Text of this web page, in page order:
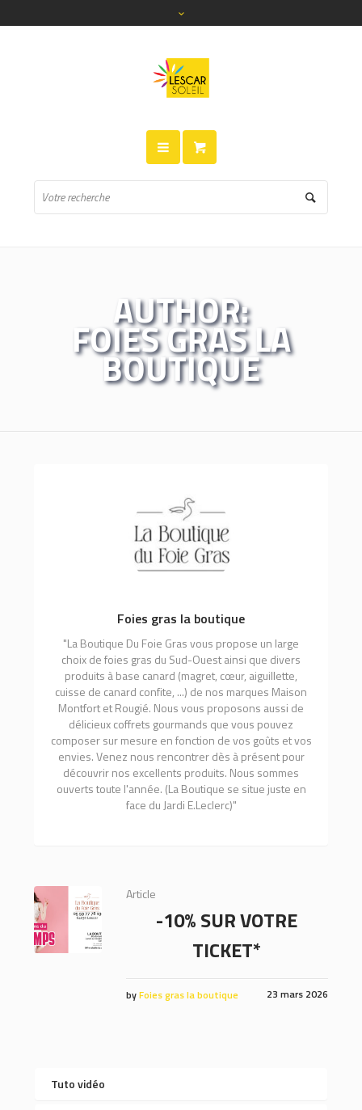
AUTHOR:
FOIES GRAS LA
BOUTIQUE
Foies gras la boutique
"La Boutique Du Foie Gras vous propose un large
choix de foies gras du Sud-Ouest ainsi que divers
produits à base canard (magret, cœur, aiguillette,
cuisse de canard confite, ...) de nos marques Maison
Montfort et Rougié. Nous vous proposons aussi de
délicieux coffrets gourmands que vous pouvez
composer sur mesure en fonction de vos goûts et vos
envies. Venez nous rencontrer dès à présent pour
découvrir nos excellents produits. Nous sommes
ouverts toute l'année. (La Boutique se situe juste en
face du Jardi E.Leclerc)"
Article
-10% SUR VOTRE
TICKET*
23 mars 2026
byFoies gras la boutique
Tuto vidéo